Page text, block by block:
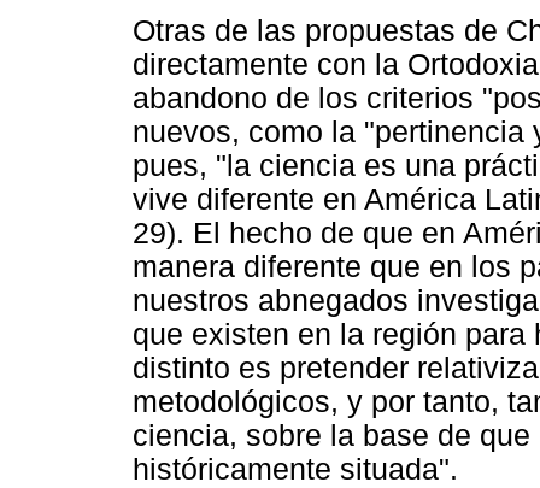
Otras de las propuestas de
directamente con la
abandono de los criterios
nuevos, como la "pertinencia
pues, "la ciencia es una
vive diferente en América
29). El hecho de que en
manera diferente que en los
nuestros abnegados
que existen en la región
distinto es pretender
metodológicos, y por tanto,
ciencia, sobre la base de
históricamente situada".